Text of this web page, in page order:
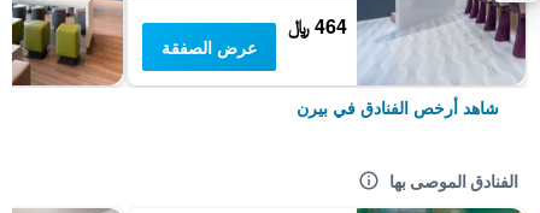
464 ﷼
عرض الصفقة
شاهد أرخص الفنادق في بيرن
الفنادق الموصى بها